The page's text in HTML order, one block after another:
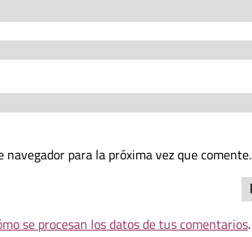
para la próxima vez que comente.
se procesan los datos de tus comentarios.